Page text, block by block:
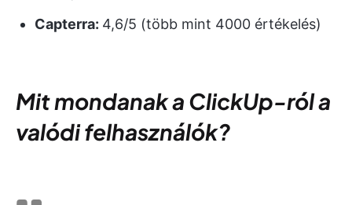
Capterra: 4,6/5 (több mint 4000 értékelés)
Mit mondanak a ClickUp-ról a
valódi felhasználók?